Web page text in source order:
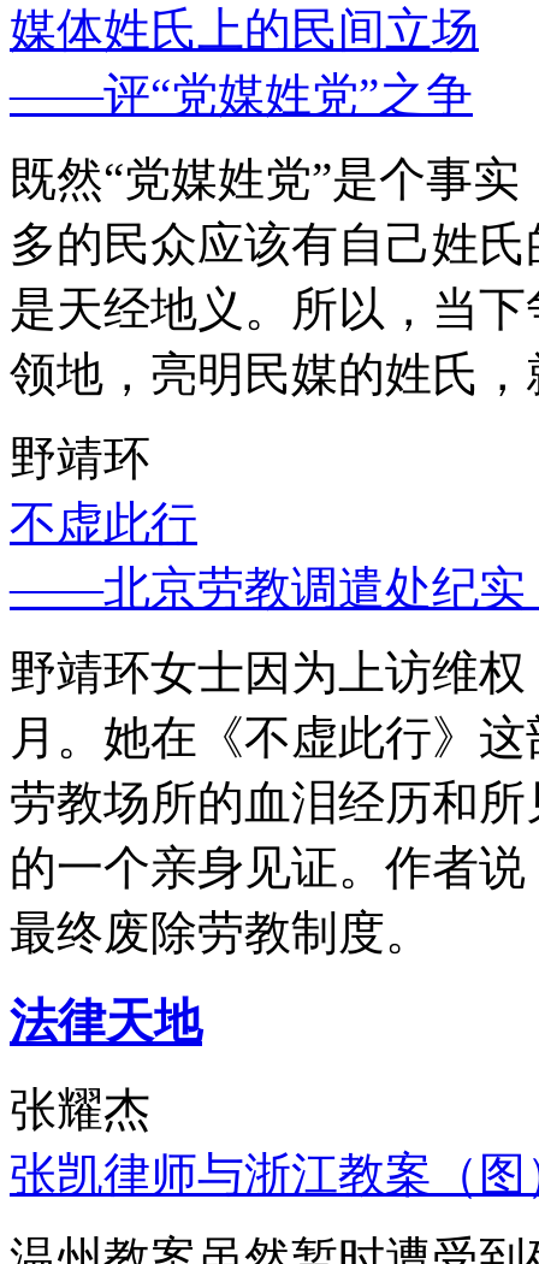
媒体姓氏上的民间立场
——评“党媒姓党”之争
既然“党媒姓党”是个事
多的民众应该有自己姓
是天经地义。所以，当
领地，亮明民媒的姓氏
野靖环
不虚此行
——北京劳教调遣处纪实
野靖环女士因为上访维
月。她在《不虚此行》
劳教场所的血泪经历和
的一个亲身见证。作者
最终废除劳教制度。
法律天地
张耀杰
张凯律师与浙江教案（图